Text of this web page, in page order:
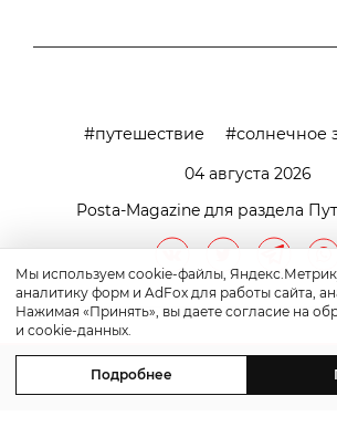
путешествие
солнечное
04 августа 2026
Posta-Magazine для раздела
Мы используем cookie-файлы,
аналитику форм и AdFox для работы сайта,
Нажимая «Принять», вы даете согласие на
и cookie-данных.
Подробнее